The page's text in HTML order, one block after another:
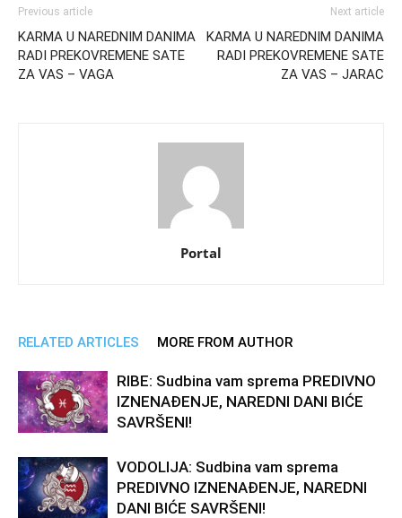
Previous article
KARMA U NAREDNIM DANIMA
RADI PREKOVREMENE SATE
ZA VAS – VAGA
Next article
KARMA U NAREDNIM DANIMA
RADI PREKOVREMENE SATE
ZA VAS – JARAC
Portal
RELATED ARTICLES MORE FROM AUTHOR
RIBE: Sudbina vam sprema PREDIVNO
IZNENAĐENJE, NAREDNI DANI BIĆE
SAVRŠENI!
VODOLIJA: Sudbina vam sprema
PREDIVNO IZNENAĐENJE, NAREDNI
DANI BIĆE SAVRŠENI!